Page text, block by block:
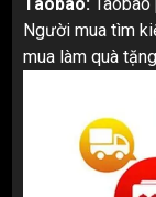
Người mua tìm
mua làm quà